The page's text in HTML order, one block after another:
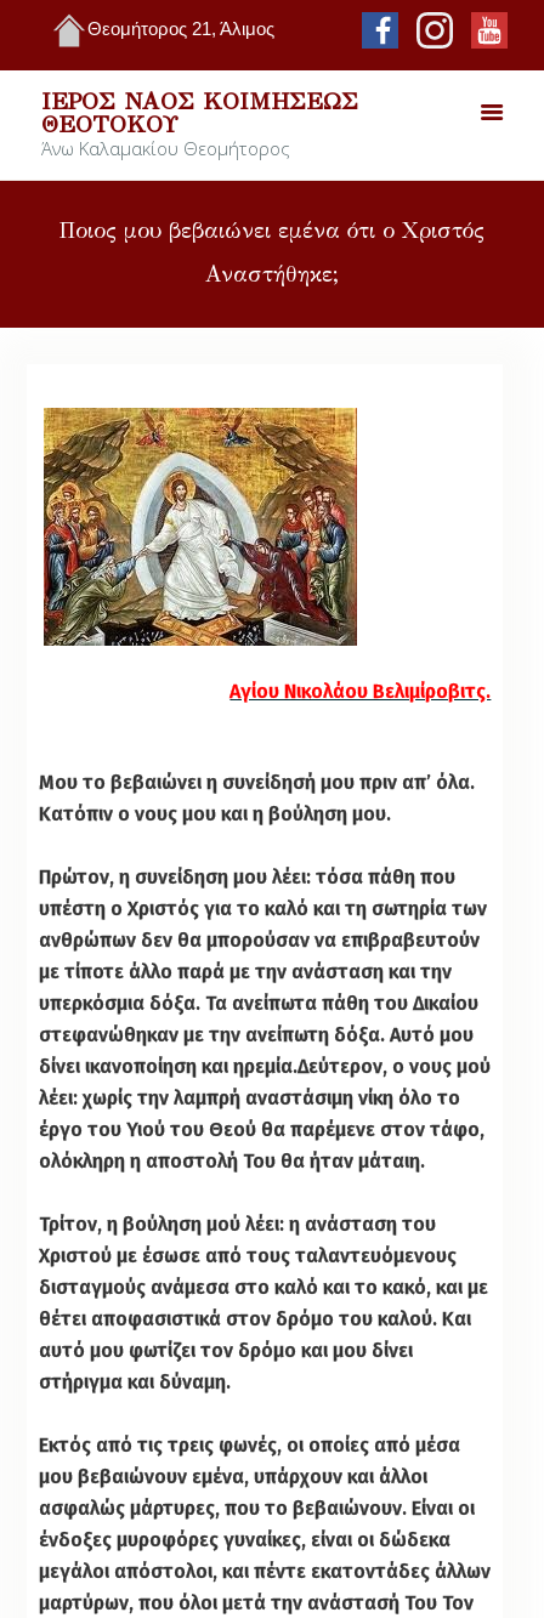
Θεομήτορος 21, Άλιμος
ΙΕΡΌΣ ΝΑΌΣ ΚΟΙΜΉΣΕΩΣ
ΘΕΟΤΌΚΟΥ
Άνω Καλαμακίου Θεομήτορος
Ποιος μου βεβαιώνει εμένα ότι ο Χριστός
Αναστήθηκε;
Αγίου Νικολάου Βελιμίροβιτς.
Μου το βεβαιώνει η συνείδησή μου πριν απ’ όλα.
Κατόπιν ο νους μου και η βούληση μου.
Πρώτον, η συνείδηση μου λέει: τόσα πάθη που
υπέστη ο Χριστός για το καλό και τη σωτηρία των
ανθρώπων δεν θα μπορούσαν να επιβραβευτούν
με τίποτε άλλο παρά με την ανάσταση και την
υπερκόσμια δόξα. Τα ανείπωτα πάθη του Δικαίου
στεφανώθηκαν με την ανείπωτη δόξα. Αυτό μου
δίνει ικανοποίηση και ηρεμία.Δεύτερον, ο νους μού
λέει: χωρίς την λαμπρή αναστάσιμη νίκη όλο το
έργο του Υιού του Θεού θα παρέμενε στον τάφο,
ολόκληρη η αποστολή Του θα ήταν μάταιη.
Τρίτον, η βούληση μού λέει: η ανάσταση του
Χριστού με έσωσε από τους ταλαντευόμενους
δισταγμούς ανάμεσα στο καλό και το κακό, και με
θέτει αποφασιστικά στον δρόμο του καλού. Και
αυτό μου φωτίζει τον δρόμο και μου δίνει
στήριγμα και δύναμη.
Εκτός από τις τρεις φωνές, οι οποίες από μέσα
μου βεβαιώνουν εμένα, υπάρχουν και άλλοι
ασφαλώς μάρτυρες, που το βεβαιώνουν. Είναι οι
ένδοξες μυροφόρες γυναίκες, είναι οι δώδεκα
μεγάλοι απόστολοι, και πέντε εκατοντάδες άλλων
μαρτύρων, που όλοι μετά την ανάστασή Του Τον